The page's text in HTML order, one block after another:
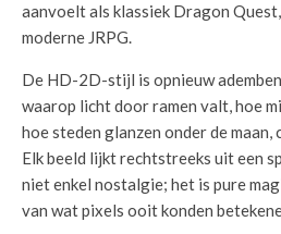
aanvoelt als klassiek Dragon
moderne JRPG.
De HD-2D-stijl is opnieuw
waarop licht door ramen valt, hoe
hoe steden glanzen onder de
Elk beeld lijkt rechtstreeks uit een
niet enkel nostalgie; het is pure
van wat pixels ooit konden